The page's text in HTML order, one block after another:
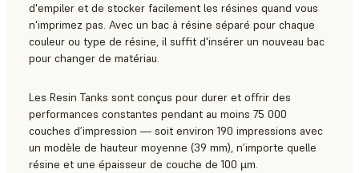
d'empiler et de stocker facilement les résines quand vous
n'imprimez pas. Avec un bac à résine séparé pour chaque
couleur ou type de résine, il suffit d'insérer un nouveau bac
pour changer de matériau.
Les Resin Tanks sont conçus pour durer et offrir des
performances constantes pendant au moins 75 000
couches d’impression — soit environ 190 impressions avec
un modèle de hauteur moyenne (39 mm), n’importe quelle
résine et une épaisseur de couche de 100 µm.